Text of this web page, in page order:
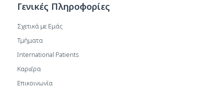
Γενικές Πληροφορίες
Σχετικά με Εμάς
Τμήματα
International Patients
Καριέρα
Επικοινωνία